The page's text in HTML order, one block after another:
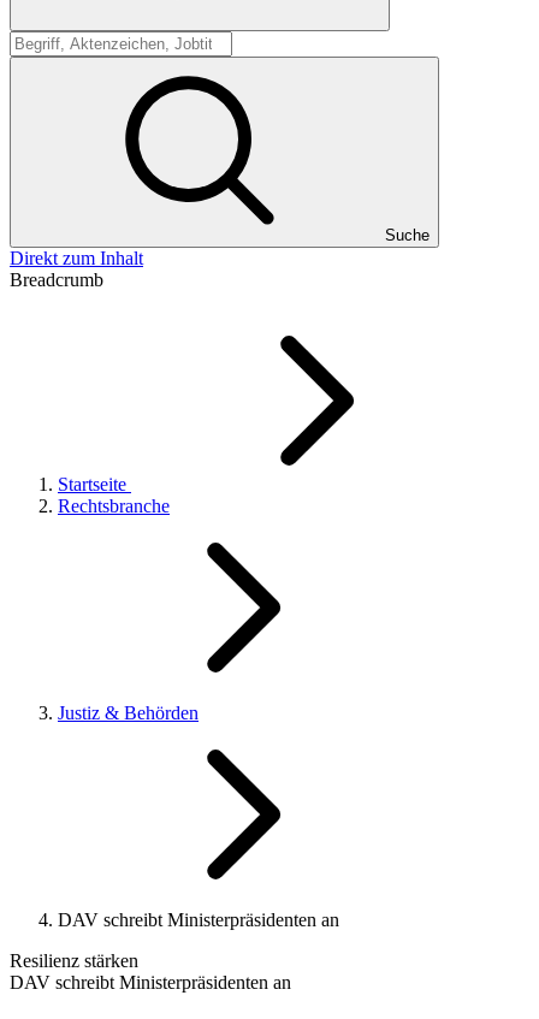
Suche
Suche
Direkt zum Inhalt
Breadcrumb
Startseite
Rechtsbranche
Justiz & Behörden
DAV schreibt Ministerpräsidenten an
Resilienz stärken
DAV schreibt Ministerpräsidenten an